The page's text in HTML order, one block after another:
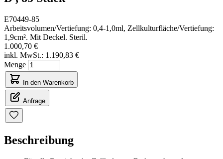
E70449-85
Arbeitsvolumen/Vertiefung: 0,4-1,0ml, Zellkulturfläche/Vertiefung:
1,9cm². Mit Deckel. Steril.
1.000,70 €
inkl. MwSt.: 1.190,83 €
Menge
In den Warenkorb
Anfrage
Beschreibung